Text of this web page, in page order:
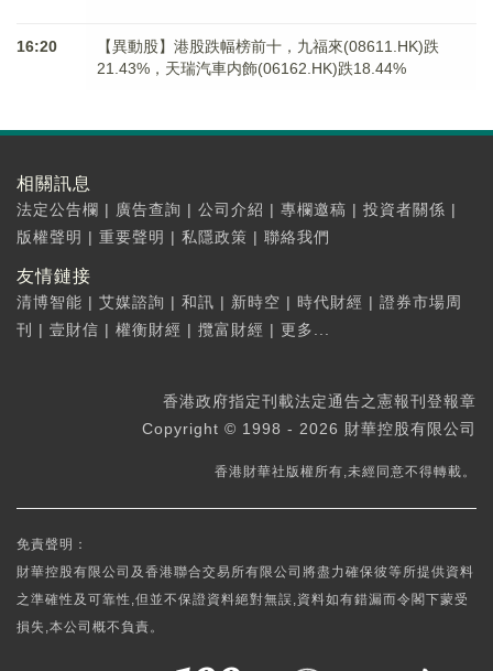
16:20
【異動股】港股跌幅榜前十，九福來(08611.HK)跌
21.43%，天瑞汽車内飾(06162.HK)跌18.44%
相關訊息
法定公告欄 | 廣告查詢 | 公司介紹 | 專欄邀稿 | 投資者關係 |
版權聲明 | 重要聲明 | 私隱政策 | 聯絡我們
友情鏈接
清博智能 | 艾媒諮詢 | 和訊 | 新時空 | 時代財經 | 證券市場周
刊
| 壹財信 | 權衡財經 | 攬富財經 | 更多...
香港政府指定刊載法定通告之憲報刊登報章
Copyright © 1998 - 2026 財華控股有限公司
香港財華社版權所有,未經同意不得轉載。
免責聲明：
財華控股有限公司及香港聯合交易所有限公司將盡力確保彼等所提供資料
之準確性及可靠性,但並不保證資料絕對無誤,資料如有錯漏而令閣下蒙受
損失,本公司概不負責。